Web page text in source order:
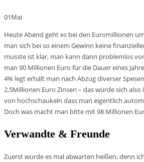
01Mai
Heute Abend geht es bei den Euromillionen um
man sich bei so einem Gewinn keine
müsste ist klar, man kann dann problemlos
man 90 Millionen Euro für die Dauer eines
4% legt erhält man nach Abzug diverser
2,5Millionen Euro Zinsen – das würde sich also
von hochschaukeln dass man eigentlich
Doch was macht man bitte mit 98 Millionen
Verwandte & Freunde
Zuerst würde es mal abwarten heißen, denn